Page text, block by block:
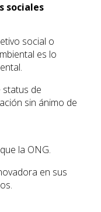
sociales
social o
es lo
status de
sin ánimo de
la ONG.
en sus